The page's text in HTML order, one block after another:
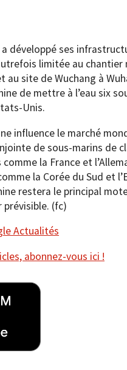
développé ses
limitée au chantier
site de Wuchang à
de mettre à l’eau six
Unis.
influence le marché
de sous-marins de
la France et
la Corée du Sud et
restera le principal
prévisible. (fc)
Actualités
abonnez-vous ici !